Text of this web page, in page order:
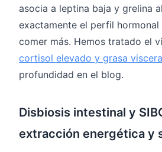
asocia a leptina baja y grelina
exactamente el perfil
comer más. Hemos tratado el
cortisol elevado y grasa
profundidad en el blog.
Disbiosis intestinal y
extracción energética y